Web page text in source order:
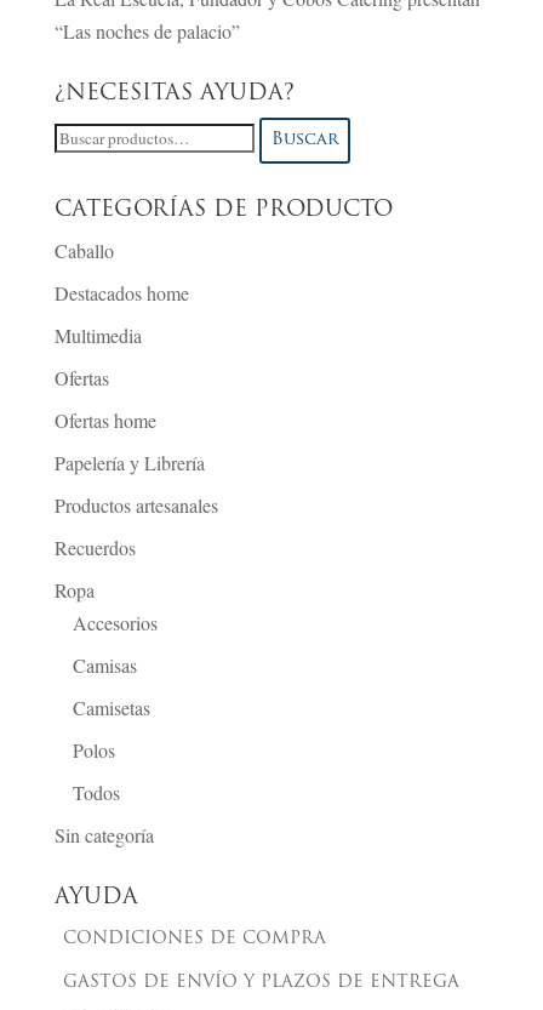
“Las noches de palacio”
¿NECESITAS AYUDA?
Buscar
Buscar
CATEGORÍAS DE PRODUCTO
Caballo
Destacados home
Multimedia
Ofertas
Ofertas home
Papelería y Librería
Productos artesanales
Recuerdos
Ropa
Accesorios
Camisas
Camisetas
Polos
Todos
Sin categoría
AYUDA
CONDICIONES DE COMPRA
GASTOS DE ENVÍO Y PLAZOS DE ENTREGA